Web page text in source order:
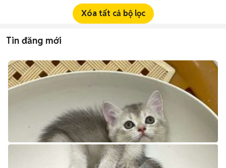
Xóa tất cả bộ lọc
Tin đăng mới